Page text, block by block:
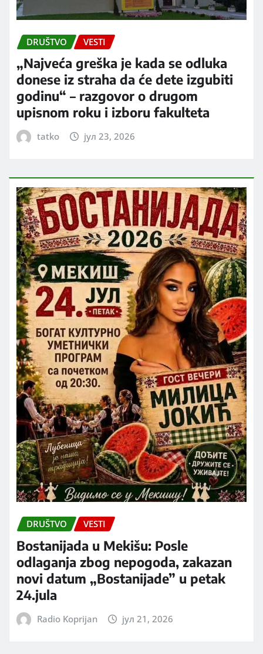
DRUŠTVO VESTI
„Najveća greška je kada se odluka
donese iz straha da će dete izgubiti
godinu“ – razgovor o drugom
upisnom roku i izboru fakulteta
tatko јул 23, 2026
DRUŠTVO VESTI
Bostanijada u Mekišu: Posle
odlaganja zbog nepogoda, zakazan
novi datum „Bostanijade” u petak
24.jula
Radio Koprijan јул 21, 2026